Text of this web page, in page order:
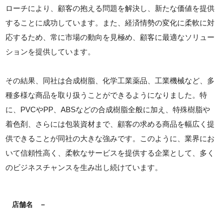
ローチにより、顧客の抱える問題を解決し、新たな価値を提供
することに成功しています。また、経済情勢の変化に柔軟に対
応するため、常に市場の動向を見極め、顧客に最適なソリュー
ションを提供しています。
その結果、同社は合成樹脂、化学工業薬品、工業機械など、多
種多様な商品を取り扱うことができるようになりました。特
に、PVCやPP、ABSなどの合成樹脂全般に加え、特殊樹脂や
着色剤、さらには包装資材まで、顧客の求める商品を幅広く提
供できることが同社の大きな強みです。このように、業界にお
いて信頼性高く、柔軟なサービスを提供する企業として、多く
のビジネスチャンスを生み出し続けています。
店舗名 －